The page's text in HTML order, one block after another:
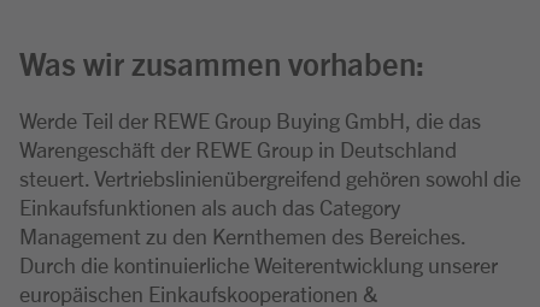
Was wir zusammen vorhaben:
Werde Teil der REWE Group Buying GmbH, die das
Warengeschäft der REWE Group in Deutschland
steuert. Vertriebslinienübergreifend gehören sowohl die
Einkaufsfunktionen als auch das Category
Management zu den Kernthemen des Bereiches.
Durch die kontinuierliche Weiterentwicklung unserer
europäischen Einkaufskooperationen &